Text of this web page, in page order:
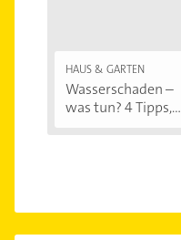
HAUS & GARTEN
Wasserschaden –
was tun? 4 Tipps,...